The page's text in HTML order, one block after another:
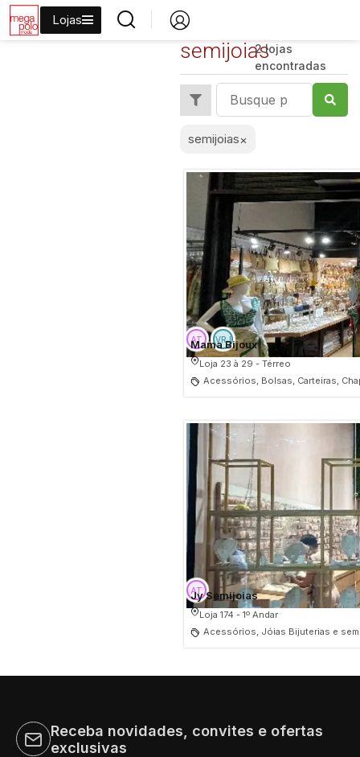
Lojas
semijoias2 lojas
encontradas
semijoias×
Mama Bijoux
Loja 23 à 29 - Térreo
Acessórios, Bolsas, Carteiras,
Jy Semijoias
Loja 174 - 1º Andar
Acessórios, Jóias Bijuterias e
Receba novidades, convites e ofertas
exclusivas